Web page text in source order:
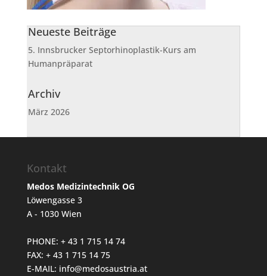
Neueste Beiträge
5. Innsbrucker Septorhinoplastik-Kurs am
Humanpräparat
Archiv
März 2026
Kontakt
Medos Medizintechnik OG
Löwengasse 3
A - 1030 Wien
PHONE: + 43 1 715 14 74
FAX: + 43 1 715 14 75
E-MAIL: info@medosaustria.at